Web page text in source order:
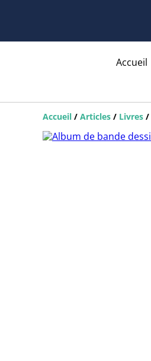
Accueil
Accueil / Articles / Livres /